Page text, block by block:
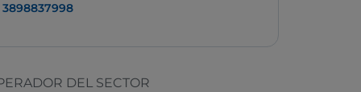
3898837998
DEL SECTOR